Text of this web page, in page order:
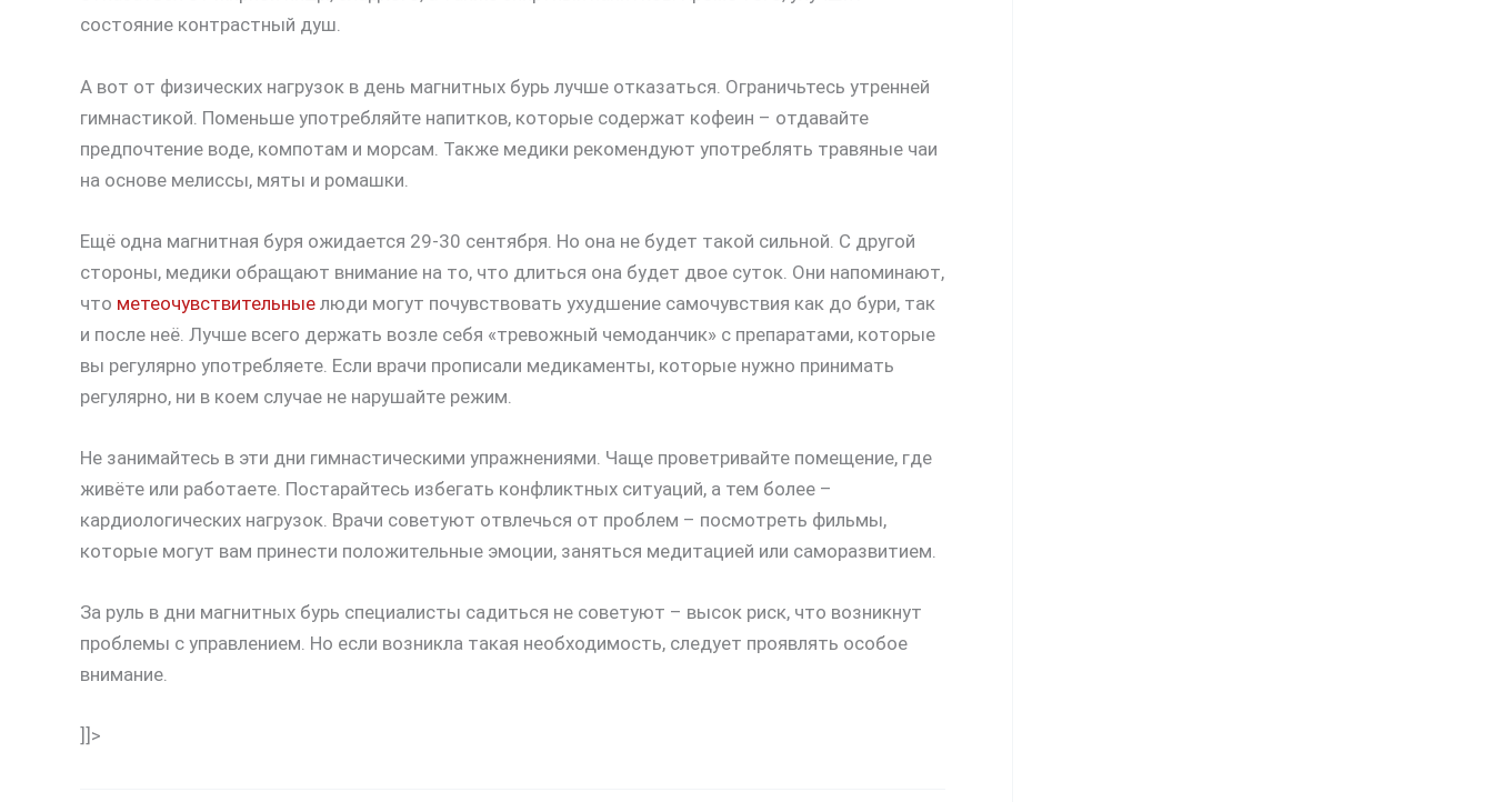
состояние контрастный душ.
А вот от физических нагрузок в день магнитных бурь лучше отказаться. Ограничьтесь утренней
гимнастикой. Поменьше употребляйте напитков, которые содержат кофеин – отдавайте
предпочтение воде, компотам и морсам. Также медики рекомендуют употреблять травяные чаи
на основе мелиссы, мяты и ромашки.
Ещё одна магнитная буря ожидается 29-30 сентября. Но она не будет такой сильной. С другой
стороны, медики обращают внимание на то, что длиться она будет двое суток. Они напоминают,
что метеочувствительные люди могут почувствовать ухудшение самочувствия как до бури, так
и после неё. Лучше всего держать возле себя «тревожный чемоданчик» с препаратами, которые
вы регулярно употребляете. Если врачи прописали медикаменты, которые нужно принимать
регулярно, ни в коем случае не нарушайте режим.
Не занимайтесь в эти дни гимнастическими упражнениями. Чаще проветривайте помещение, где
живёте или работаете. Постарайтесь избегать конфликтных ситуаций, а тем более –
кардиологических нагрузок. Врачи советуют отвлечься от проблем – посмотреть фильмы,
которые могут вам принести положительные эмоции, заняться медитацией или саморазвитием.
За руль в дни магнитных бурь специалисты садиться не советуют – высок риск, что возникнут
проблемы с управлением. Но если возникла такая необходимость, следует проявлять особое
внимание.
]]>